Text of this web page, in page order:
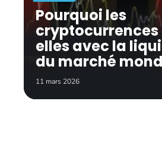
Pourquoi les
elles avec la
du marché
11 mars 2026